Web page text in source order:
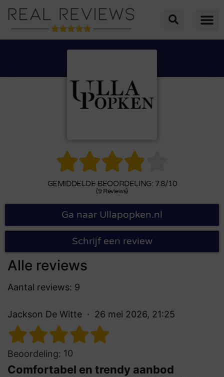

GEMIDDELDE BEOORDELING: 7.8/10
(9 Reviews)
Ga naar Ullapopken.nl
Schrijf een review
Alle reviews
Aantal reviews: 9
Jackson De Witte 26 mei 2026, 21:25
Beoordeling: 10
Comfortabel en trendy aanbod